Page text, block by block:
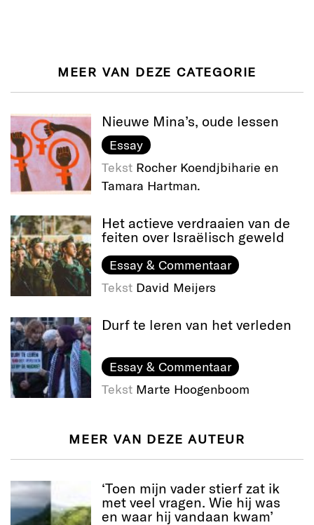
MEER VAN DEZE CATEGORIE
Nieuwe Mina’s, oude lessen
Essay
Tekst Rocher Koendjbiharie en
Tamara Hartman.
Het actieve verdraaien van de
feiten over Israëlisch geweld
Essay & Commentaar
Tekst David Meijers
Durf te leren van het verleden
Essay & Commentaar
Tekst Marte Hoogenboom
MEER VAN DEZE AUTEUR
‘Toen mijn vader stierf zat ik
met veel vragen. Wie hij was
en waar hij vandaan kwam’